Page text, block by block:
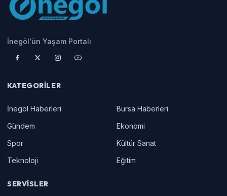
İnegöl'ün Yaşam Portalı
KATEGORILER
İnegöl Haberleri
Bursa Haberleri
Gündem
Ekonomi
Spor
Kültür Sanat
Teknoloji
Eğitim
SERVISLER